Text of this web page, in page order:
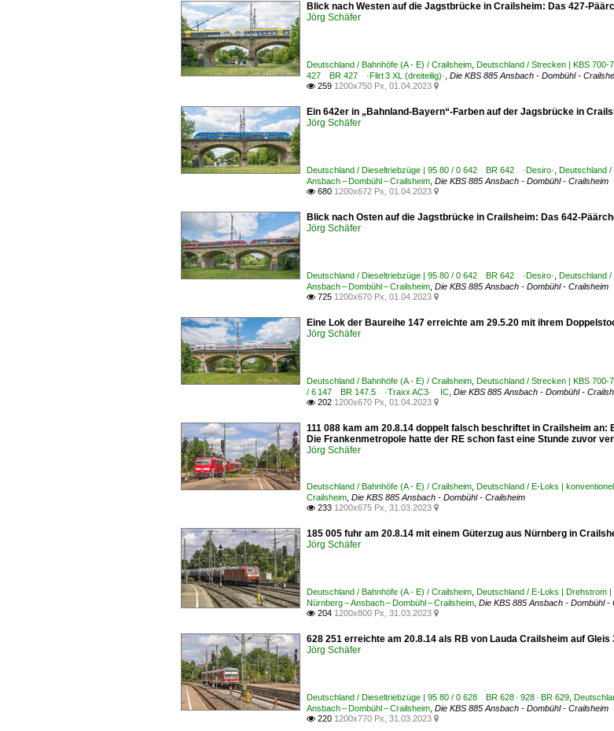
Blick nach Westen auf die Jagstbrücke in Crailsheim: Das 427-
Jörg Schäfer
Deutschland / Bahnhöfe (A - E) / Crailsheim Deutschland / Strecken | KBS 700-
427 BR 427 ·Flirt 3 XL (dreiteilig)· Die KBS 885 Ansbach - Dombühl -
 259 1200x750 Px, 01.04.2023 
Ein 642er in „Bahnland-Bayern“-Farben auf der Jagsbrücke in
Jörg Schäfer
Deutschland / Dieseltriebzüge | 95 80 / 0 642 BR 642 ·Desiro· Deutschland /
Ansbach – Dombühl – Crailsheim Die KBS 885 Ansbach - Dombühl - Crailsheim
 680 1200x672 Px, 01.04.2023 
Blick nach Osten auf die Jagstbrücke in Crailsheim: Das 642-
Jörg Schäfer
Deutschland / Dieseltriebzüge | 95 80 / 0 642 BR 642 ·Desiro· Deutschland /
Ansbach – Dombühl – Crailsheim Die KBS 885 Ansbach - Dombühl - Crailsheim
 725 1200x670 Px, 01.04.2023 
Eine Lok der Baureihe 147 erreichte am 29.5.20 mit ihrem
Jörg Schäfer
Deutschland / Bahnhöfe (A - E) / Crailsheim Deutschland / Strecken | KBS 700-
/ 6 147 BR 147.5 ·Traxx AC3· IC Die KBS 885 Ansbach - Dombühl -
 202 1200x670 Px, 01.04.2023 
111 088 kam am 20.8.14 doppelt falsch beschriftet in Crailsheim
Die Frankenmetropole hatte der RE schon fast eine Stunde zuvor
Jörg Schäfer
Deutschland / Bahnhöfe (A - E) / Crailsheim Deutschland / E-Loks |
Crailsheim Die KBS 885 Ansbach - Dombühl - Crailsheim
 233 1200x675 Px, 31.03.2023 
185 005 fuhr am 20.8.14 mit einem Güterzug aus Nürnberg in
Jörg Schäfer
Deutschland / Bahnhöfe (A - E) / Crailsheim Deutschland / E-Loks | Drehstrom
Nürnberg – Ansbach – Dombühl – Crailsheim Die KBS 885 Ansbach - Dombühl -
 204 1200x800 Px, 31.03.2023 
628 251 erreichte am 20.8.14 als RB von Lauda Crailsheim auf Gleis
Jörg Schäfer
Deutschland / Dieseltriebzüge | 95 80 / 0 628 BR 628 · 928 · BR 629
Ansbach – Dombühl – Crailsheim Die KBS 885 Ansbach - Dombühl - Crailsheim
 220 1200x770 Px, 31.03.2023 